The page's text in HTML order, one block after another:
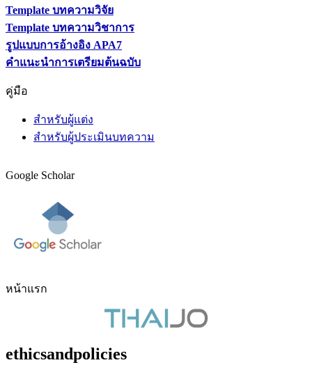
Template บทความวิจัย
Template บทความวิชาการ
รูปแบบการอ้างอิง APA7
คำแนะนำการเตรียมต้นฉบับ
คู่มือ
สำหรับผู้แต่ง
สำหรับผู้ประเมินบทความ
Google Scholar
หน้าแรก
ethicsandpolicies